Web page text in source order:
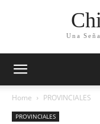
Una
Home PROVINCIALES
PROVINCIALES